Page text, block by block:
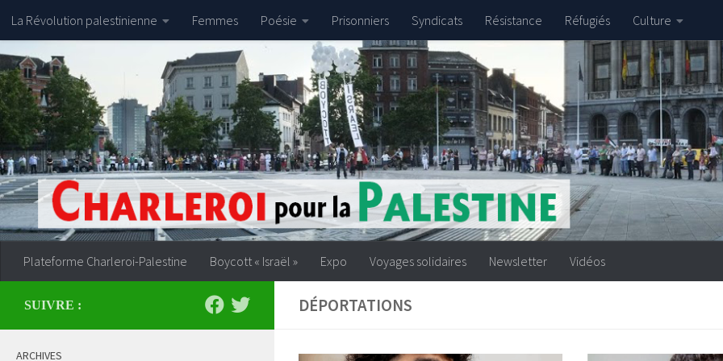
Skip to content
La Révolution palestinienne Femmes Poésie Prisonniers Syndicats Résistance Réfugiés Culture
Plateforme Charleroi-Palestine Boycott « Israël » Expo Voyages solidaires Newsletter Vidéos
DÉPORTATIONS
SUIVRE :
ARCHIVES